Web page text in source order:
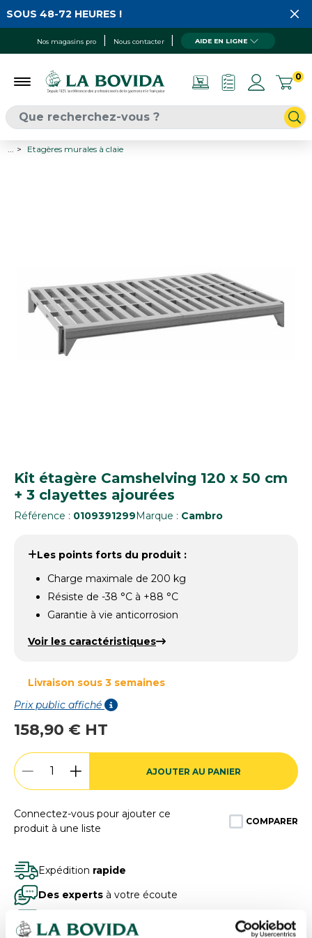
Nos magasins pro Nous contacter AIDE EN LIGNE
0
48-72 HEURES !
Etagères murales à claie
Kit étagère Camshelving 120 x 50 cm
+ 3 clayettes ajourées
Référence : 0109391299Marque : Cambro
Les points forts du produit :
Charge maximale de 200 kg
Résiste de -38 °C à +88 °C
Garantie à vie anticorrosion
Voir les caractéristiques
Livraison sous 3 semaines
Prix public affiché
158,90 € HT
AJOUTER AU PANIER
Connectez-vous pour ajouter ce
produit à une liste
COMPARER
Expédition rapide
Des experts à votre écoute
Paiement 100% sécurisé